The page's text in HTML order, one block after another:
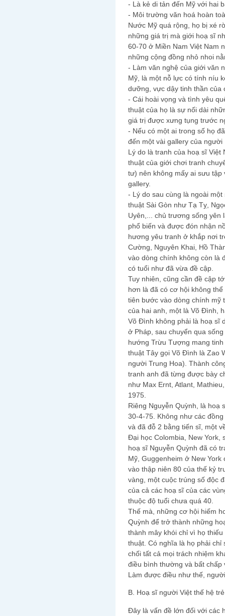
- Là kẻ di tản đến Mỹ với hai
- Môi trường văn hoá hoàn
Nước Mỹ quá rộng, họ bị xé
những giá trị mà giới hoạ sĩ
60-70 ở Miền Nam Việt Nam
những cộng đồng nhỏ nhoi
- Làm văn nghệ của giới văn
Mỹ, là một nỗ lực có tính níu
dưỡng, vực dậy tinh thần của
- Cái hoài vọng và tình yêu
thuật của họ là sự nối dài
giá trị được xưng tụng trước
- Nếu có một ai trong số họ
đến một vài gallery của
Lý do là tranh của hoạ sĩ
thuật của giới chơi tranh
tư) nên không mấy ai sưu tập
gallery.
- Lý do sau cùng là ngoài
thuật Sài Gòn như Tạ Tỵ,
Uyên,... chủ trương sống yên
phổ biến và được đón nhận
hương yêu tranh ở khắp nơi
Cường, Nguyên Khai, Hồ
vào dòng chính không còn là
có tuổi như đã vừa đề cập.
Tuy nhiên, cũng cần đề cập
hơn là đã có cơ hội không
tiên bước vào dòng chính mỹ
của hai anh, một là Võ Đình,
Võ Đình không phải là hoạ sĩ
ở Pháp, sau chuyển qua
hướng Trừu Tượng mang
thuật Tây gọi Võ Đình là Zao
người Trung Hoa). Thành
tranh anh đã từng được bày
như Max Ernt, Atlant,
1975.
Riêng Nguyễn Quỳnh, là
30-4-75. Không như các
và đã đỗ 2 bằng tiến sĩ, một
Đại học Colombia, New York,
hoạ sĩ Nguyễn Quỳnh đã có
Mỹ, Guggenheim ở New
vào thập niên 80 của thế kỷ
vàng, một cuộc trúng số độc
của cả các hoạ sĩ của các
thuộc độ tuổi chưa quá 40.
Thế mà, những cơ hội hiếm
Quỳnh để trở thành những
thành mây khói chỉ vì họ
thuật. Có nghĩa là họ phải chỉ
chối tất cả mọi trách nhiệm
điều bình thường và bất chấp
Làm được điều như thế,
B. Hoạ sĩ người Việt thế hệ
Đây là vấn đề lớn đối với các